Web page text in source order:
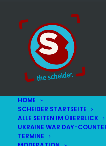
HOME
SCHEIDER STARTSEITE
ALLE SEITEN IM ÜBERBLICK
UKRAINE WAR DAY-
TERMINE